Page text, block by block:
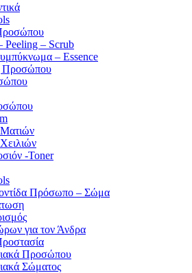
Peeling – Scrub
– Essence
Προσώπου
-Toner
Πρόσωπο – Σώμα
για τον Άνδρα
Προσώπου
Σώματος